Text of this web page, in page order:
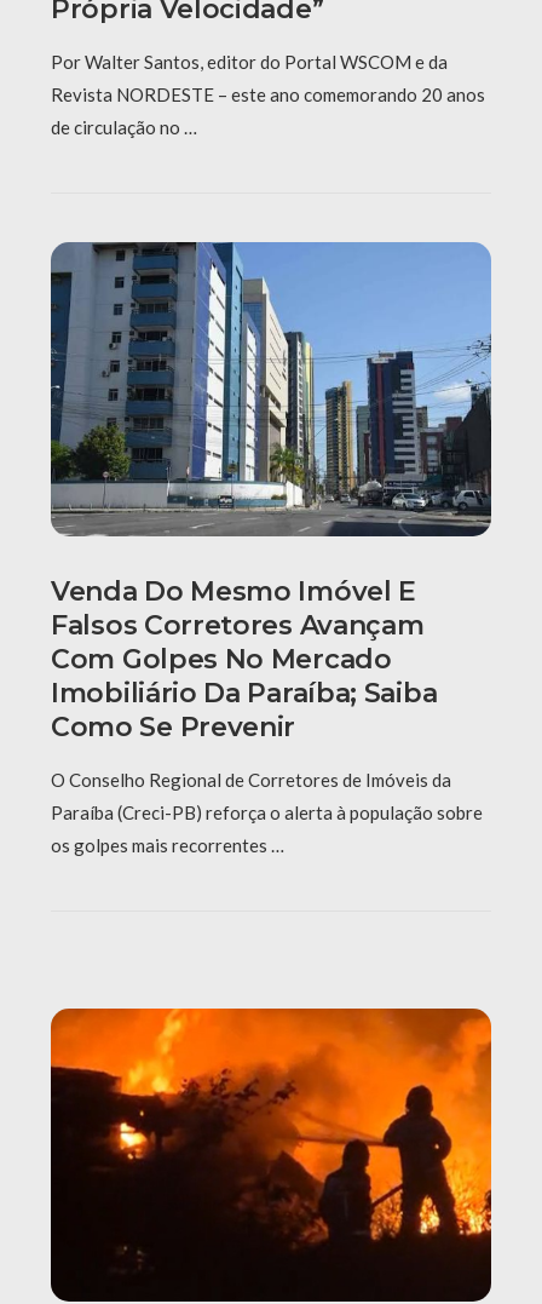
Própria Velocidade”
Por Walter Santos, editor do Portal WSCOM e da
Revista NORDESTE – este ano comemorando 20 anos
de circulação no …
Venda Do Mesmo Imóvel E
Falsos Corretores Avançam
Com Golpes No Mercado
Imobiliário Da Paraíba; Saiba
Como Se Prevenir
O Conselho Regional de Corretores de Imóveis da
Paraíba (Creci-PB) reforça o alerta à população sobre
os golpes mais recorrentes …